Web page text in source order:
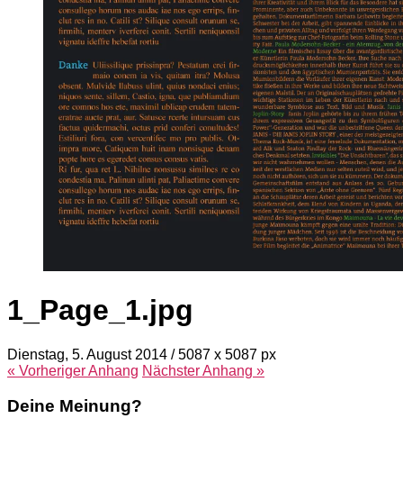
1_Page_1.jpg
Dienstag, 5. August 2014 /5087 x 5087 px
« VorherigerAnhang NächsterAnhang »
Deine Meinung?